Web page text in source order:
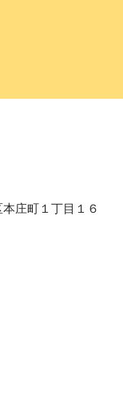
庄町１丁目１６